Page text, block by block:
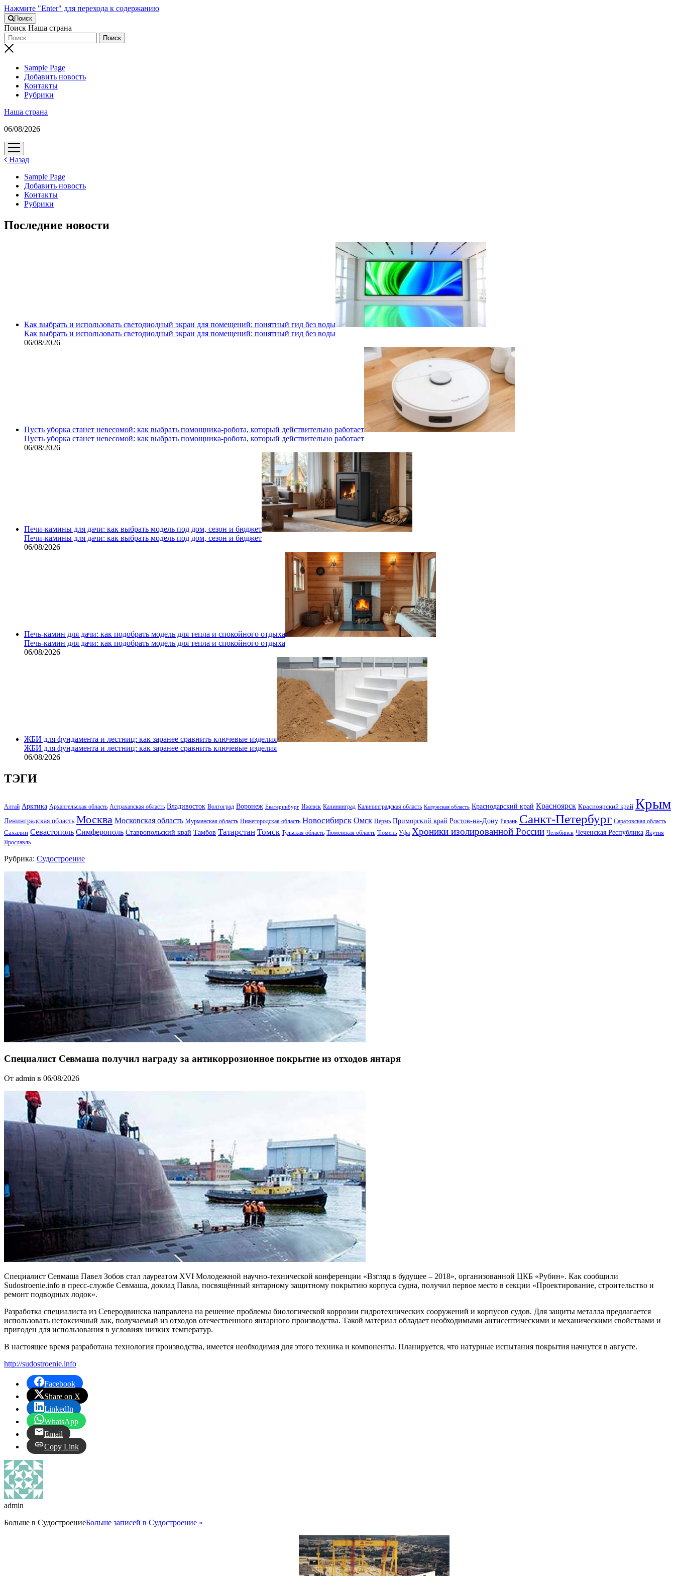
Нажмите "Enter" для перехода к содержанию
Поиск
Поиск Наша страна
Sample Page
Добавить новость
Контакты
Рубрики
Наша страна
06/08/2026
открыть
меню
Назад
Sample Page
Добавить новость
Контакты
Рубрики
Последние новости
Как выбрать и использовать светодиодный экран для помещений: понятный гид без воды
Как выбрать и использовать светодиодный экран для помещений: понятный гид без воды
06/08/2026
Пусть уборка станет невесомой: как выбрать помощника‑робота, который действительно работает
Пусть уборка станет невесомой: как выбрать помощника‑робота, который действительно работает
06/08/2026
Печи-камины для дачи: как выбрать модель под дом, сезон и бюджет
Печи-камины для дачи: как выбрать модель под дом, сезон и бюджет
06/08/2026
Печь-камин для дачи: как подобрать модель для тепла и спокойного отдыха
Печь-камин для дачи: как подобрать модель для тепла и спокойного отдыха
06/08/2026
ЖБИ для фундамента и лестниц: как заранее сравнить ключевые изделия
ЖБИ для фундамента и лестниц: как заранее сравнить ключевые изделия
06/08/2026
ТЭГИ
Алтай Арктика Архангельская область Астраханская область Владивосток Волгоград Воронеж Екатеринбург Ижевск Калининград Калининградская область Калужская область Краснодарский край Красноярск Красноярский край Крым
Ленинградская область Москва Московская область Мурманская область Нижегородская область Новосибирск Омск Пермь Приморский край Ростов-на-Дону Рязань Санкт-Петербург Саратовская область
Сахалин Севастополь Симферополь Ставропольский край Тамбов Татарстан Томск Тульская область Тюменская область Тюмень Уфа Хроники изолированной России Челябинск Чеченская Республика Якутия
Ярославль
Рубрика: Судостроение
Специалист Севмаша получил награду за антикоррозионное покрытие из отходов янтаря
От admin в 06/08/2026
Специалист Севмаша Павел Зобов стал лауреатом XVI Молодежной научно-технической конференции «Взгляд в будущее – 2018», организованной ЦКБ «Рубин». Как сообщили
Sudostroenie.info в пресс-службе Севмаша, доклад Павла, посвящённый янтарному защитному покрытию корпуса судна, получил первое место в секции «Проектирование, строительство и
ремонт подводных лодок».
Разработка специалиста из Северодвинска направлена на решение проблемы биологической коррозии гидротехнических сооружений и корпусов судов. Для защиты металла предлагается
использовать нетоксичный лак, получаемый из отходов отечественного янтарного производства. Такой материал обладает необходимыми антисептическими и механическими свойствами и
пригоден для использования в условиях низких температур.
В настоящее время разработана технология производства, имеется необходимая для этого техника и компоненты. Планируется, что натурные испытания покрытия начнутся в августе.
http://sudostroenie.info
Facebook
Share on X
LinkedIn
WhatsApp
Email
Copy Link
admin
Больше в СудостроениеБольше записей в Судостроение »